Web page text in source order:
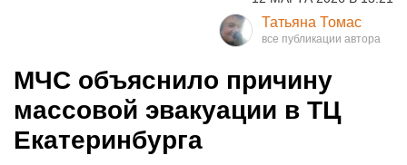
Татьяна Томас
МЧС объяснило причину
массовой эвакуации в ТЦ
Екатеринбурга